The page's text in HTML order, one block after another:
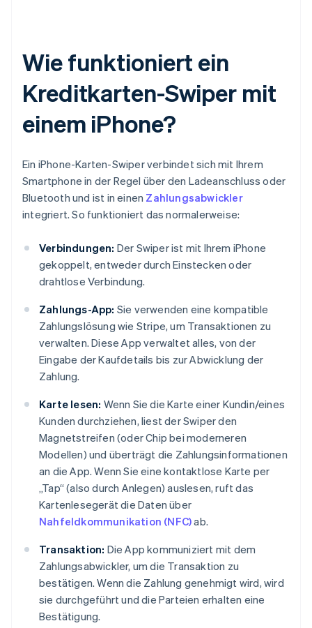
Wie funktioniert ein
Kreditkarten-Swiper mit
einem iPhone?
Ein iPhone-Karten-Swiper verbindet sich mit Ihrem
Smartphone in der Regel über den Ladeanschluss oder
Bluetooth und ist in einen Zahlungsabwickler
integriert. So funktioniert das normalerweise:
Verbindungen: Der Swiper ist mit Ihrem iPhone
gekoppelt, entweder durch Einstecken oder
drahtlose Verbindung.
Zahlungs-App: Sie verwenden eine kompatible
Zahlungslösung wie Stripe, um Transaktionen zu
verwalten. Diese App verwaltet alles, von der
Eingabe der Kaufdetails bis zur Abwicklung der
Zahlung.
Karte lesen: Wenn Sie die Karte einer Kundin/eines
Kunden durchziehen, liest der Swiper den
Magnetstreifen (oder Chip bei moderneren
Modellen) und überträgt die Zahlungsinformationen
an die App. Wenn Sie eine kontaktlose Karte per
„Tap“ (also durch Anlegen) auslesen, ruft das
Kartenlesegerät die Daten über
Nahfeldkommunikation (NFC)ab.
Transaktion: Die App kommuniziert mit dem
Zahlungsabwickler, um die Transaktion zu
bestätigen. Wenn die Zahlung genehmigt wird, wird
sie durchgeführt und die Parteien erhalten eine
Bestätigung.